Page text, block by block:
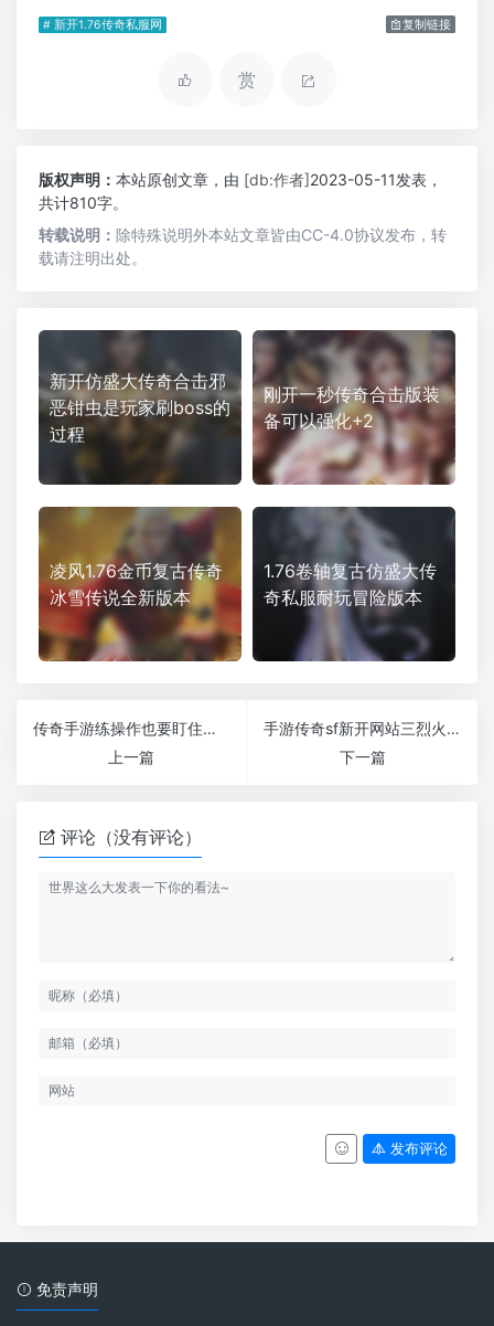
# 新开1.76传奇私服网 复制链接
赏
版权声明： 本站原创文章，由 [db:作者]2023-05-11发表，
共计810字。
转载说明： 除特殊说明外本站文章皆由CC-4.0协议发布，转
载请注明出处。
新开仿盛大传奇合击邪
恶钳虫是玩家刷boss的
过程
刚开一秒传奇合击版装
备可以强化+2
凌风1.76金币复古传奇
冰雪传说全新版本
1.76卷轴复古仿盛大传
奇私服耐玩冒险版本
传奇手游练操作也要盯住高端装备
上一篇
手游传奇sf新开网站三烈火到底存不存在（传奇手游sf私发网）
下一篇
评论（没有评论）
发布评论
免责声明